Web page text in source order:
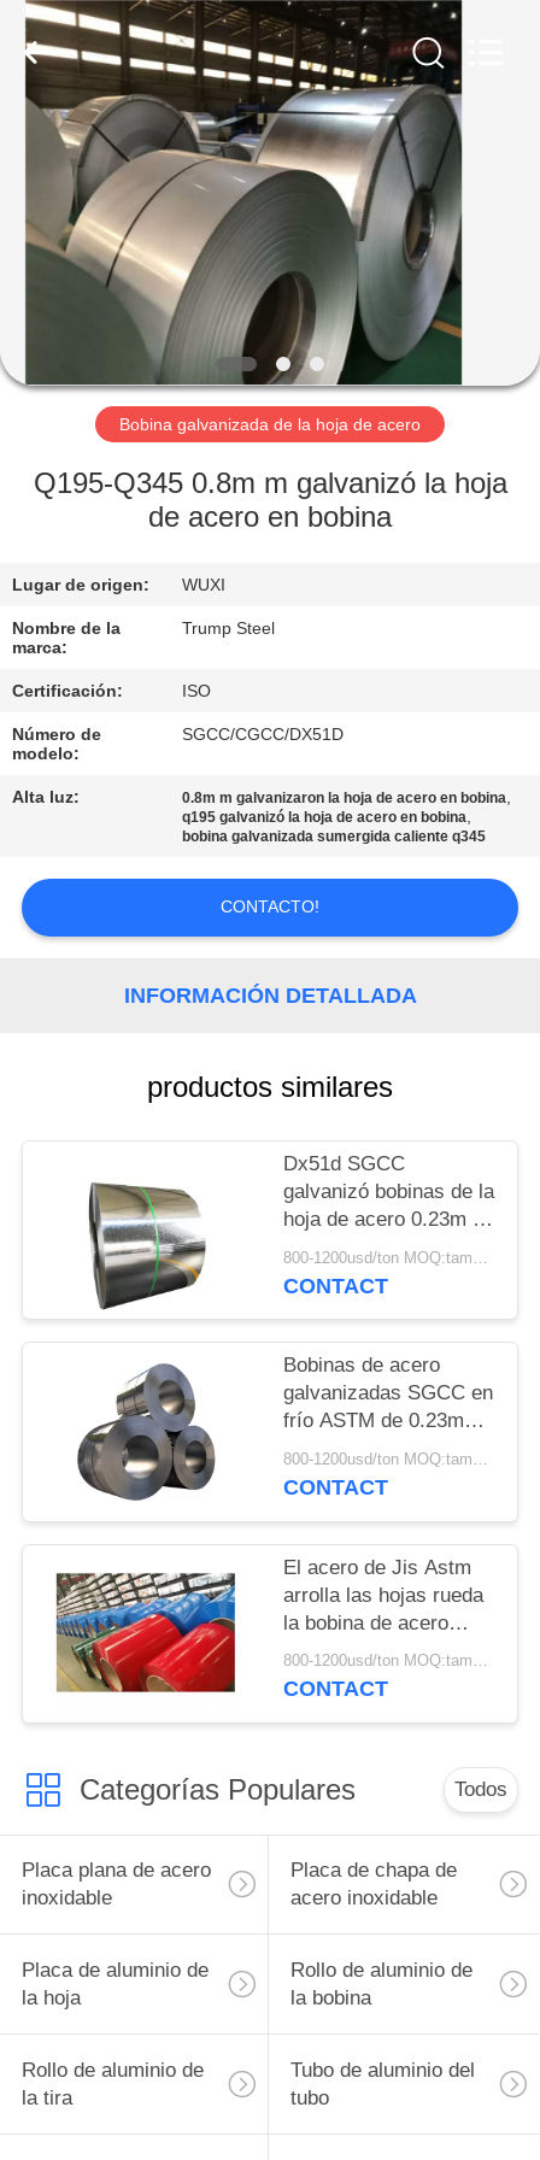
EN
CASA
PRODUCTOS
VÍDEOS
SOBRE
NOSOTROS
POR
LA
CONTROL
DE
CONTACTA
CON
NOSOTROS
CITA
MAPA
PRIVACY
POLICY
2026
WUXI
STEEL
CO.,LTD.
Rights
Reserved.
Bobina galvanizada de la hoja de acero
Q195-Q345 0.8m m galvanizó la hoja
de acero en bobina
Lugar de origen: WUXI
Nombre de la
marca:
Trump Steel
Certificación: ISO
Número de
modelo:
SGCC/CGCC/DX51D
Alta luz: 0.8m m galvanizaron la hoja de acero en bobina,
q195 galvanizó la hoja de acero en bobina,
bobina galvanizada sumergida caliente q345
CONTACTO!
INFORMACIÓN DETALLADA
productos similares
Dx51d SGCC
galvanizó bobinas de la
hoja de acero 0.23m m
- 3.5m m
800-1200usd/ton MOQ:tamaño material arrording
CONTACT
Bobinas de acero
galvanizadas SGCC en
frío ASTM de 0.23mm-
3.5m m Dx51d
800-1200usd/ton MOQ:tamaño material arrording
CONTACT
El acero de Jis Astm
arrolla las hojas rueda
la bobina de acero
galvanizada de la tira
800-1200usd/ton MOQ:tamaño material arrording
CONTACT
Categorías Populares Todos
Placa plana de acero
inoxidable
Placa de chapa de
acero inoxidable
Placa de aluminio de
la hoja
Rollo de aluminio de
la bobina
Rollo de aluminio de
la tira
Tubo de aluminio del
tubo